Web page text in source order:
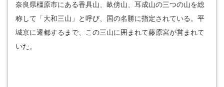
奈良県橿原市にある香具山、畝傍山、耳成山の三つの山を総
称して「大和三山」と呼び、国の名勝に指定されている。平
城京に遷都するまで、この三山に囲まれて藤原宮が営まれて
いた。